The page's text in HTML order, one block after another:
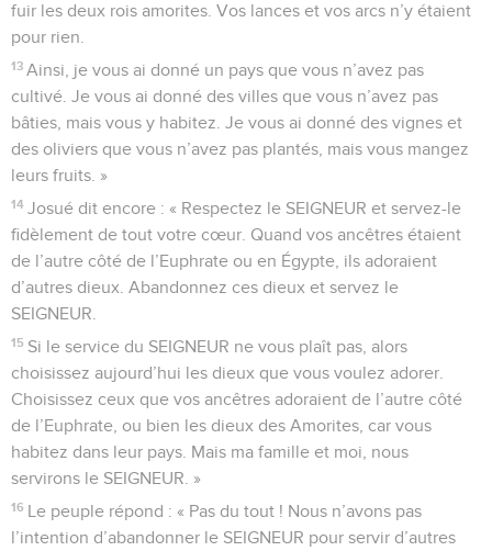
fuir les deux rois amorites. Vos lances et vos arcs n’y étaient
pour rien.
13 Ainsi, je vous ai donné un pays que vous n’avez pas
cultivé. Je vous ai donné des villes que vous n’avez pas
bâties, mais vous y habitez. Je vous ai donné des vignes et
des oliviers que vous n’avez pas plantés, mais vous mangez
leurs fruits. »
14 Josué dit encore : « Respectez le SEIGNEUR et servez-le
fidèlement de tout votre cœur. Quand vos ancêtres étaient
de l’autre côté de l’Euphrate ou en Égypte, ils adoraient
d’autres dieux. Abandonnez ces dieux et servez le
SEIGNEUR.
15 Si le service du SEIGNEUR ne vous plaît pas, alors
choisissez aujourd’hui les dieux que vous voulez adorer.
Choisissez ceux que vos ancêtres adoraient de l’autre côté
de l’Euphrate, ou bien les dieux des Amorites, car vous
habitez dans leur pays. Mais ma famille et moi, nous
servirons le SEIGNEUR. »
16 Le peuple répond : « Pas du tout ! Nous n’avons pas
l’intention d’abandonner le SEIGNEUR pour servir d’autres